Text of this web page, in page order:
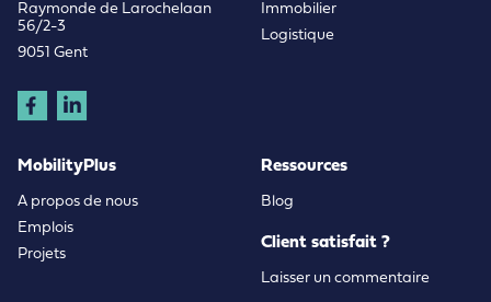
Raymonde de Larochelaan
56/2-3
9051 Gent
Immobilier
Logistique
MobilityPlus
A propos de nous
Emplois
Projets
Ressources
Blog
Client satisfait ?
Laisser un commentaire